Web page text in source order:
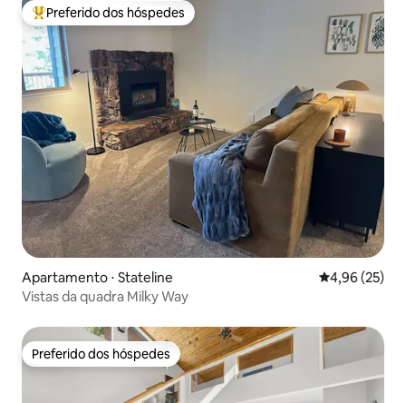
Entre os melhores preferidos dos hóspedes
Preferido dos hóspedes
Apartamento ⋅ Stateline 4,96 de uma
4,96 (25)
Vistas da quadra Milky Way
Preferido dos hóspedes
Preferido dos hóspedes